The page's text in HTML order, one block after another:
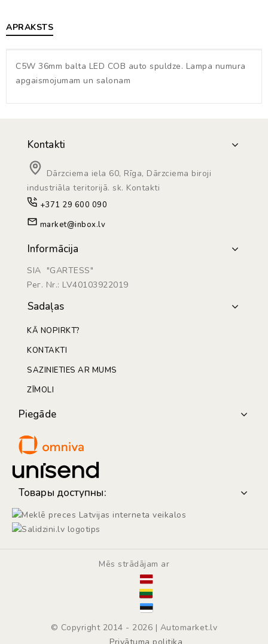
APRAKSTS
C5W 36mm balta LED COB auto spuldze. Lampa numura
apgaismojumam un salonam
Kontakti
Dārzciema iela 60, Rīga, Dārzciema biroji
industriāla teritorijā. sk. Kontakti
+371 29 600 090
market@inbox.lv
Informācija
SIA "GARTESS"
Рег. Nr.: LV40103922019
Sadaļas
KĀ NOPIRKT?
KONTAKTI
SAZINIETIES AR MUMS
ZĪMOLI
Piegāde
Товары доступны:
Mēs strādājam ar
© Copyright 2014 - 2026 | Automarket.lv